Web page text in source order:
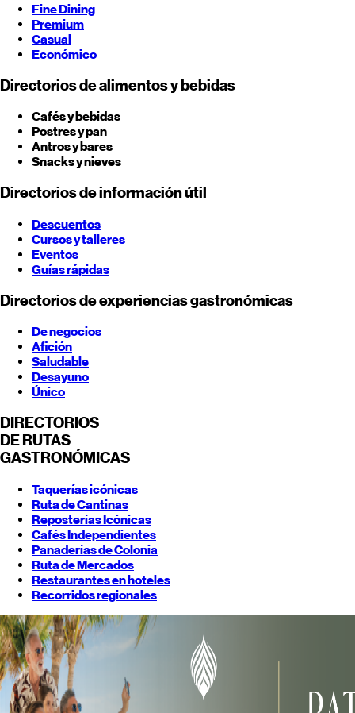
Fine Dining
Premium
Casual
Económico
Directorios de alimentos y bebidas
Cafés y bebidas
Postres y pan
Antros y bares
Snacks y nieves
Directorios de información útil
Descuentos
Cursos y talleres
Eventos
Guías rápidas
Directorios de experiencias gastronómicas
De negocios
Afición
Saludable
Desayuno
Único
DIRECTORIOS
DE RUTAS
GASTRONÓMICAS
Taquerías icónicas
Ruta de Cantinas
Reposterías Icónicas
Cafés Independientes
Panaderías de Colonia
Ruta de Mercados
Restaurantes en hoteles
Recorridos regionales